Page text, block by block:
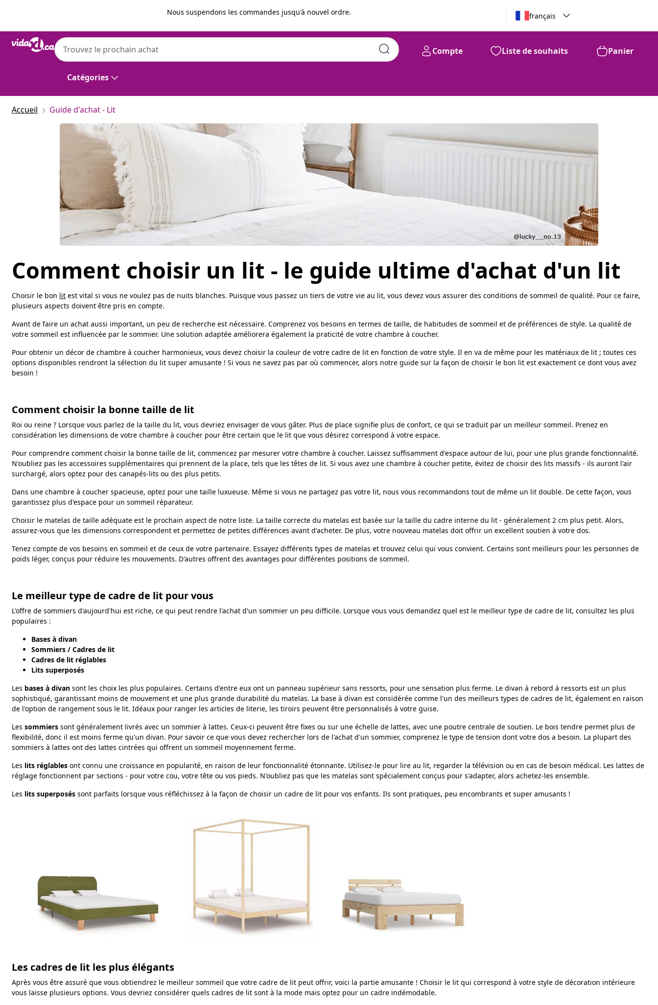
Nous suspendons les commandes jusqu'à nouvel ordre. français
Catégories
Compte Liste de souhaits Panier
Accueil Guide d'achat - Lit
Comment choisir un lit - le guide ultime d'achat d'un lit
Choisir le bon lit est vital si vous ne voulez pas de nuits blanches. Puisque vous passez un tiers de votre vie au lit, vous devez vous assurer des conditions de sommeil de qualité. Pour ce faire,
plusieurs aspects doivent être pris en compte.
Avant de faire un achat aussi important, un peu de recherche est nécessaire. Comprenez vos besoins en termes de taille, de habitudes de sommeil et de préférences de style. La qualité de
votre sommeil est influencée par le sommier. Une solution adaptée améliorera également la praticité de votre chambre à coucher.
Pour obtenir un décor de chambre à coucher harmonieux, vous devez choisir la couleur de votre cadre de lit en fonction de votre style. Il en va de même pour les matériaux de lit ; toutes ces
options disponibles rendront la sélection du lit super amusante ! Si vous ne savez pas par où commencer, alors notre guide sur la façon de choisir le bon lit est exactement ce dont vous avez
besoin !
Comment choisir la bonne taille de lit
Roi ou reine ? Lorsque vous parlez de la taille du lit, vous devriez envisager de vous gâter. Plus de place signifie plus de confort, ce qui se traduit par un meilleur sommeil. Prenez en
considération les dimensions de votre chambre à coucher pour être certain que le lit que vous désirez correspond à votre espace.
Pour comprendre comment choisir la bonne taille de lit, commencez par mesurer votre chambre à coucher. Laissez suffisamment d'espace autour de lui, pour une plus grande fonctionnalité.
N'oubliez pas les accessoires supplémentaires qui prennent de la place, tels que les têtes de lit. Si vous avez une chambre à coucher petite, évitez de choisir des lits massifs - ils auront l'air
surchargé, alors optez pour des canapés-lits ou des plus petits.
Dans une chambre à coucher spacieuse, optez pour une taille luxueuse. Même si vous ne partagez pas votre lit, nous vous recommandons tout de même un lit double. De cette façon, vous
garantissez plus d'espace pour un sommeil réparateur.
Choisir le matelas de taille adéquate est le prochain aspect de notre liste. La taille correcte du matelas est basée sur la taille du cadre interne du lit - généralement 2 cm plus petit. Alors,
assurez-vous que les dimensions correspondent et permettez de petites différences avant d'acheter. De plus, votre nouveau matelas doit offrir un excellent soutien à votre dos.
Tenez compte de vos besoins en sommeil et de ceux de votre partenaire. Essayez différents types de matelas et trouvez celui qui vous convient. Certains sont meilleurs pour les personnes de
poids léger, conçus pour réduire les mouvements. D'autres offrent des avantages pour différentes positions de sommeil.
Le meilleur type de cadre de lit pour vous
L'offre de sommiers d'aujourd'hui est riche, ce qui peut rendre l'achat d'un sommier un peu difficile. Lorsque vous vous demandez quel est le meilleur type de cadre de lit, consultez les plus
populaires :
Bases à divan
Sommiers / Cadres de lit
Cadres de lit réglables
Lits superposés
Les bases à divan sont les choix les plus populaires. Certains d'entre eux ont un panneau supérieur sans ressorts, pour une sensation plus ferme. Le divan à rebord à ressorts est un plus
sophistiqué, garantissant moins de mouvement et une plus grande durabilité du matelas. La base à divan est considérée comme l'un des meilleurs types de cadres de lit, également en raison
de l'option de rangement sous le lit. Idéaux pour ranger les articles de literie, les tiroirs peuvent être personnalisés à votre guise.
Les sommiers sont généralement livrés avec un sommier à lattes. Ceux-ci peuvent être fixes ou sur une échelle de lattes, avec une poutre centrale de soutien. Le bois tendre permet plus de
flexibilité, donc il est moins ferme qu'un divan. Pour savoir ce que vous devez rechercher lors de l'achat d'un sommier, comprenez le type de tension dont votre dos a besoin. La plupart des
sommiers à lattes ont des lattes cintrées qui offrent un sommeil moyennement ferme.
Les lits réglables ont connu une croissance en popularité, en raison de leur fonctionnalité étonnante. Utilisez-le pour lire au lit, regarder la télévision ou en cas de besoin médical. Les lattes de
réglage fonctionnent par sections - pour votre cou, votre tête ou vos pieds. N'oubliez pas que les matelas sont spécialement conçus pour s'adapter, alors achetez-les ensemble.
Les lits superposés sont parfaits lorsque vous réfléchissez à la façon de choisir un cadre de lit pour vos enfants. Ils sont pratiques, peu encombrants et super amusants !
Les cadres de lit les plus élégants
Après vous être assuré que vous obtiendrez le meilleur sommeil que votre cadre de lit peut offrir, voici la partie amusante ! Choisir le lit qui correspond à votre style de décoration intérieure
vous laisse plusieurs options. Vous devriez considérer quels cadres de lit sont à la mode mais optez pour un cadre indémodable.